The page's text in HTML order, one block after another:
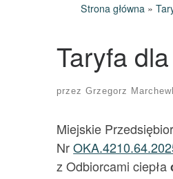
Strona główna »
Taryfa
przezGrzegorz
Miejskie
Nr
z Odbiorcami ciepła